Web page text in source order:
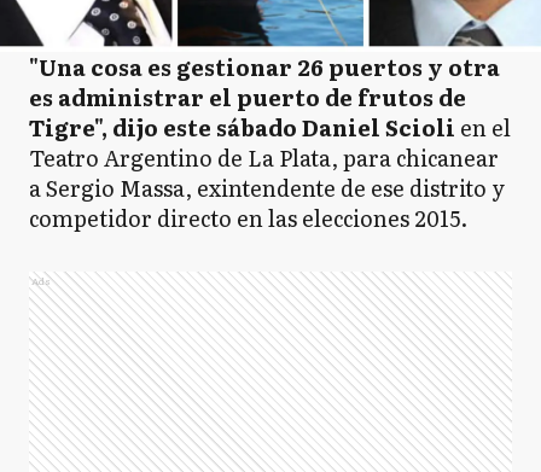
"Una cosa es gestionar 26 puertos y otra
es administrar el puerto de frutos de
Tigre", dijo este sábado Daniel Scioli en el
Teatro Argentino de La Plata, para chicanear
a Sergio Massa, exintendente de ese distrito y
competidor directo en las elecciones 2015.
Ads